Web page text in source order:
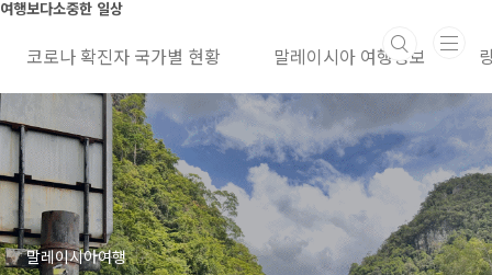
본문 바로가기
여행보다소중한 일상
코로나 확진자 국가별 현황 말레이시아 여행정보
말레이시아여행